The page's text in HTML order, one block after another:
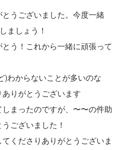
うございました。今度一緒
ましょう！
う！これから一緒に頑張って
)わからないことが多いのな
りがとうございます
まったのですが、〜〜の件助
ございました！
くださりありがとうございま